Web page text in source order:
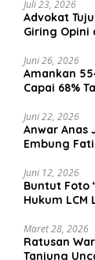
Juli 23, 2026
Advokat
Giring Opini
Juni 26, 2026
Amankan
Capai 68%
Juni 22, 2026
Anwar Anas
Embung
Juni 12, 2026
Buntut Foto
Hukum LCM
Maret 28, 2026
Ratusan
Tanjung